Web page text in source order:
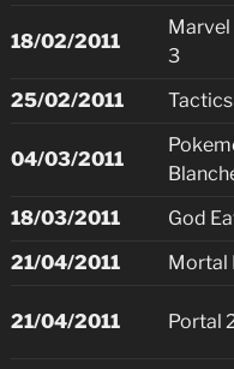
18/02/2011
Marvel
3
25/02/2011
04/03/2011
18/03/2011 God
21/04/2011
Mortal
21/04/2011 Portal